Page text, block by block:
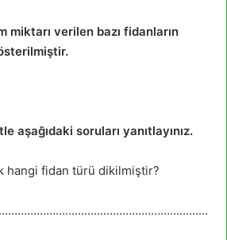
miktarı verilen bazı fidanların
aşağıdaki soruları yanıtlayınız.
hangi fidan türü dikilmiştir?